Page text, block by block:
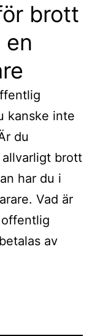
brott
kanske inte
du
brott
har du i
Vad är
av